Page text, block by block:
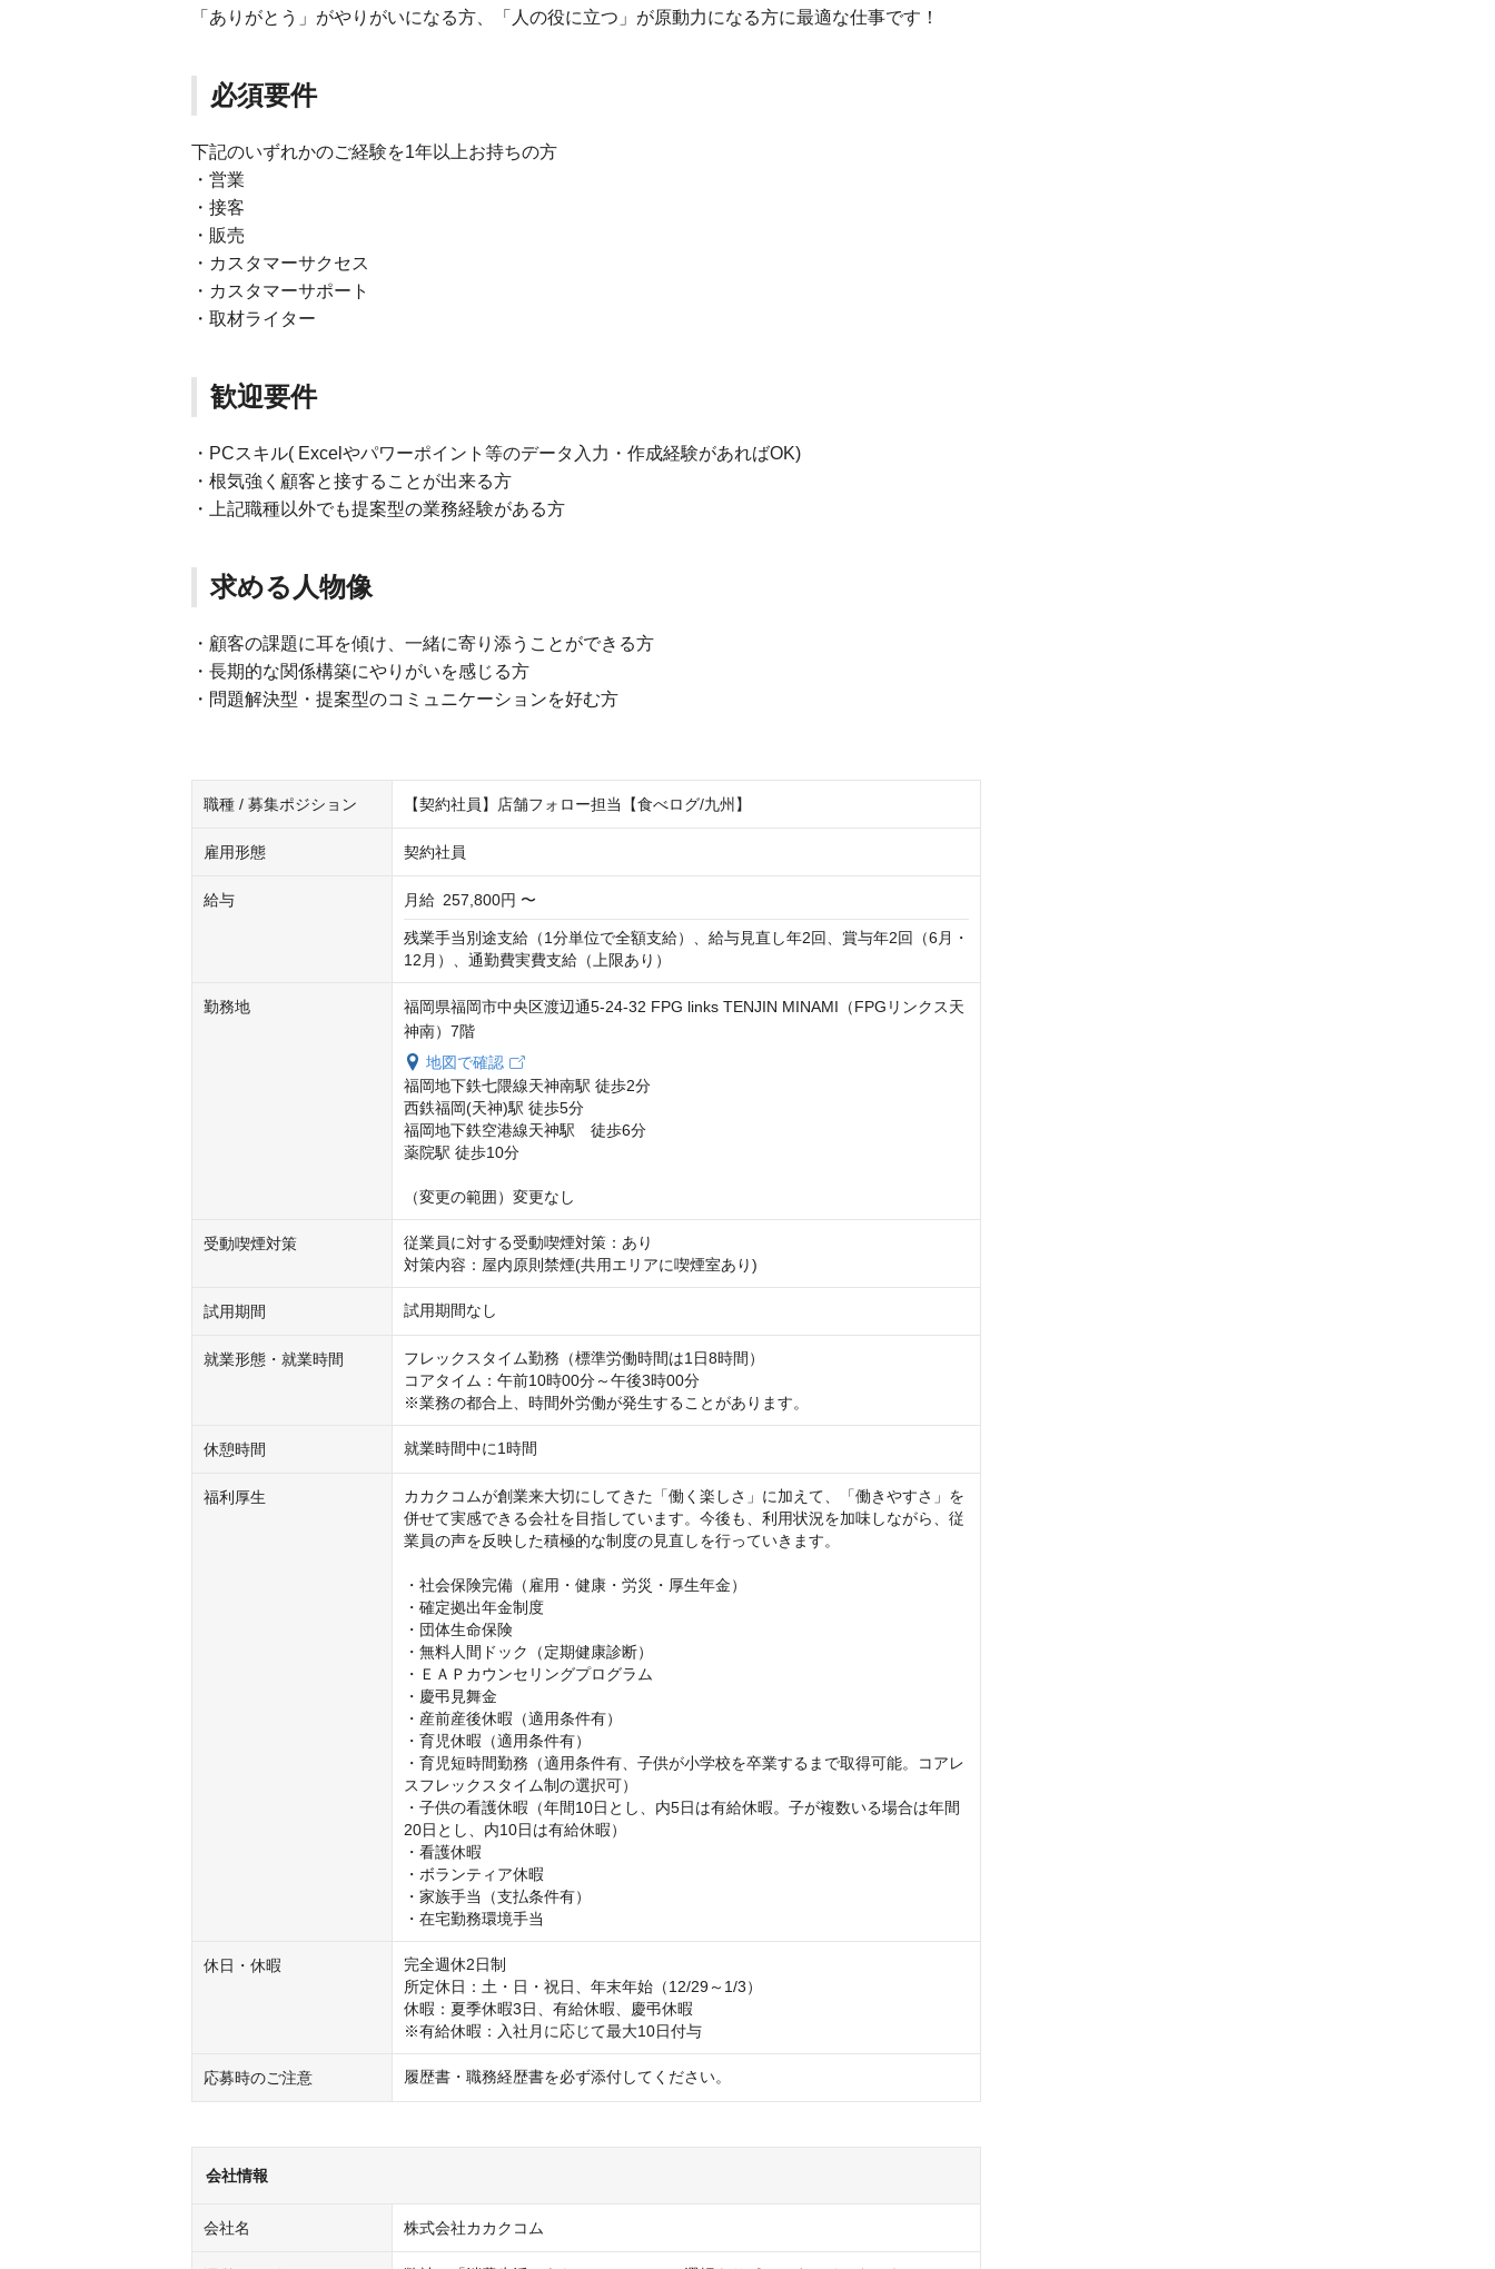
「ありがとう」がやりがいになる方、「人の役に立つ」が原動力になる方に最適な仕事です！
必須要件
下記のいずれかのご経験を1年以上お持ちの方
・営業
・接客
・販売
・カスタマーサクセス
・カスタマーサポート
・取材ライター
歓迎要件
・PCスキル( Excelやパワーポイント等のデータ入力・作成経験があればOK)
・根気強く顧客と接することが出来る方
・上記職種以外でも提案型の業務経験がある方
求める人物像
・顧客の課題に耳を傾け、一緒に寄り添うことができる方
・長期的な関係構築にやりがいを感じる方
・問題解決型・提案型のコミュニケーションを好む方
職種 / 募集ポジション 【契約社員】店舗フォロー担当【食べログ/九州】
雇用形態 契約社員
給与 月給 257,800円 〜
残業手当別途支給（1分単位で全額支給）、給与見直し年2回、賞与年2回（6月・
12月）、通勤費実費支給（上限あり）
勤務地
福岡県福岡市中央区渡辺通5-24-32 FPG links TENJIN MINAMI（FPGリンクス天
神南）7階
地図で確認
福岡地下鉄七隈線天神南駅 徒歩2分
西鉄福岡(天神)駅 徒歩5分
福岡地下鉄空港線天神駅　徒歩6分
薬院駅 徒歩10分
（変更の範囲）変更なし
受動喫煙対策
従業員に対する受動喫煙対策：あり
対策内容：屋内原則禁煙(共用エリアに喫煙室あり)
試用期間 試用期間なし
就業形態・就業時間
フレックスタイム勤務（標準労働時間は1日8時間）
コアタイム：午前10時00分～午後3時00分
※業務の都合上、時間外労働が発生することがあります。
休憩時間 就業時間中に1時間
福利厚生
カカクコムが創業来大切にしてきた「働く楽しさ」に加えて、「働きやすさ」を
併せて実感できる会社を目指しています。今後も、利用状況を加味しながら、従
業員の声を反映した積極的な制度の見直しを行っていきます。
・社会保険完備（雇用・健康・労災・厚生年金）
・確定拠出年金制度
・団体生命保険
・無料人間ドック（定期健康診断）
・ＥＡＰカウンセリングプログラム
・慶弔見舞金
・産前産後休暇（適用条件有）
・育児休暇（適用条件有）
・育児短時間勤務（適用条件有、子供が小学校を卒業するまで取得可能。コアレ
スフレックスタイム制の選択可）
・子供の看護休暇（年間10日とし、内5日は有給休暇。子が複数いる場合は年間
20日とし、内10日は有給休暇）
・看護休暇
・ボランティア休暇
・家族手当（支払条件有）
・在宅勤務環境⼿当
休日・休暇
完全週休2日制
所定休日：土・日・祝日、年末年始（12/29～1/3）
休暇：夏季休暇3日、有給休暇、慶弔休暇
※有給休暇：入社月に応じて最大10日付与
応募時のご注意 履歴書・職務経歴書を必ず添付してください。
会社情報
会社名 株式会社カカクコム